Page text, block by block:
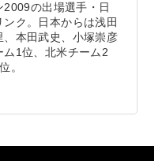
2009の出場選手・日
ク。日本からは浅田
、本田武史、小塚崇彦
1位、北米チーム2
。